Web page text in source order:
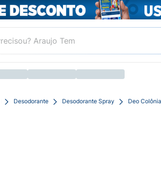
Desodorante Desodorante Spray Deo